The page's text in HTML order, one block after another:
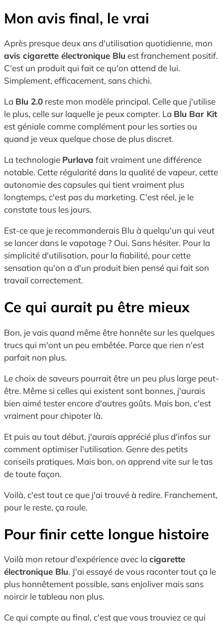
Mon avis final, le vrai
Après presque deux ans d'utilisation quotidienne, mon
avis cigarette électronique Blu est franchement positif.
C'est un produit qui fait ce qu'on attend de lui.
Simplement, efficacement, sans chichi.
La Blu 2.0 reste mon modèle principal. Celle que j'utilise
le plus, celle sur laquelle je peux compter. La Blu Bar Kit
est géniale comme complément pour les sorties ou
quand je veux quelque chose de plus discret.
La technologie Purlava fait vraiment une différence
notable. Cette régularité dans la qualité de vapeur, cette
autonomie des capsules qui tient vraiment plus
longtemps, c'est pas du marketing. C'est réel, je le
constate tous les jours.
Est-ce que je recommanderais Blu à quelqu'un qui veut
se lancer dans le vapotage ? Oui. Sans hésiter. Pour la
simplicité d'utilisation, pour la fiabilité, pour cette
sensation qu'on a d'un produit bien pensé qui fait son
travail correctement.
Ce qui aurait pu être mieux
Bon, je vais quand même être honnête sur les quelques
trucs qui m'ont un peu embêtée. Parce que rien n'est
parfait non plus.
Le choix de saveurs pourrait être un peu plus large peut-
être. Même si celles qui existent sont bonnes, j'aurais
bien aimé tester encore d'autres goûts. Mais bon, c'est
vraiment pour chipoter là.
Et puis au tout début, j'aurais apprécié plus d'infos sur
comment optimiser l'utilisation. Genre des petits
conseils pratiques. Mais bon, on apprend vite sur le tas
de toute façon.
Voilà, c'est tout ce que j'ai trouvé à redire. Franchement,
pour le reste, ça roule.
Pour finir cette longue histoire
Voilà mon retour d'expérience avec la cigarette
électronique Blu. J'ai essayé de vous raconter tout ça le
plus honnêtement possible, sans enjoliver mais sans
noircir le tableau non plus.
Ce qui compte au final, c'est que vous trouviez ce qui